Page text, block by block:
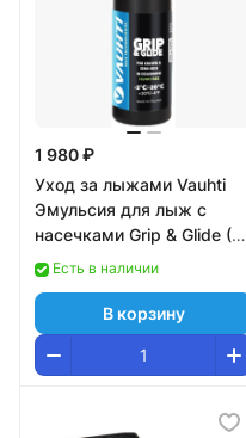
1 980 ₽
Уход за лыжами Vauhti
Эмульсия для лыж с
насечками Grip & Glide (-2
С -20°С) 80 ml.
Есть в наличии
В корзину